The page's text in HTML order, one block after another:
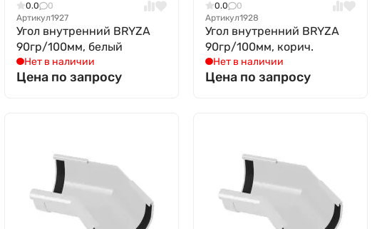
0.0
0
Артикул1927
Угол внутренний BRYZA
90гр/100мм, белый
Нет в наличии
Цена по запросу
0.0
0
Артикул1928
Угол внутренний BRYZA
90гр/100мм, корич.
Нет в наличии
Цена по запросу